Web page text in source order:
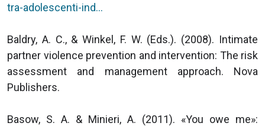
tra-adolescenti-ind…
Baldry, A. C., & Winkel, F. W. (Eds.). (2008). Intimate
partner violence prevention and intervention: The risk
assessment and management approach. Nova
Publishers.
Basow, S. A. & Minieri, A. (2011). «You owe me»: